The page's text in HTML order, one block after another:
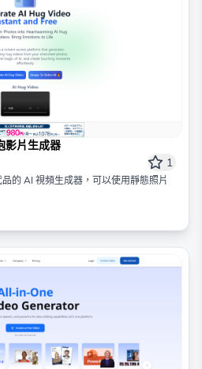
影片生成器
1
的 AI 視頻生成器，可以使用靜態照片